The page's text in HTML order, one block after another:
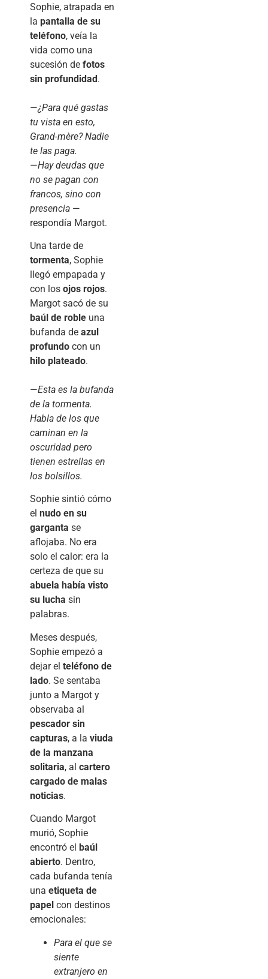
Sophie, atrapada en
la pantalla de su
teléfono, veía la
vida como una
sucesión de fotos
sin profundidad.
—¿Para qué gastas
tu vista en esto,
Grand-mère? Nadie
te las paga.
—Hay deudas que
no se pagan con
francos, sino con
presencia —
respondía Margot.
Una tarde de
tormenta, Sophie
llegó empapada y
con los ojos rojos.
Margot sacó de su
baúl de roble una
bufanda de azul
profundo con un
hilo plateado.
—Esta es la bufanda
de la tormenta.
Habla de los que
caminan en la
oscuridad pero
tienen estrellas en
los bolsillos.
Sophie sintió cómo
el nudo en su
garganta se
aflojaba. No era
solo el calor: era la
certeza de que su
abuela había visto
su lucha sin
palabras.
Meses después,
Sophie empezó a
dejar el teléfono de
lado. Se sentaba
junto a Margot y
observaba al
pescador sin
capturas, a la viuda
de la manzana
solitaria, al cartero
cargado de malas
noticias.
Cuando Margot
murió, Sophie
encontró el baúl
abierto. Dentro,
cada bufanda tenía
una etiqueta de
papel con destinos
emocionales:
Para el que se
siente
extranjero en